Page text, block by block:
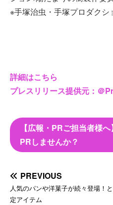
※手塚治虫・手塚プロダク
詳細はこちら
プレスリリース提供元：＠
【広報・PRご担当者様
PRしませんか？
PREVIOUS
人気のパンや洋菓子が続々登場！
定アイテム